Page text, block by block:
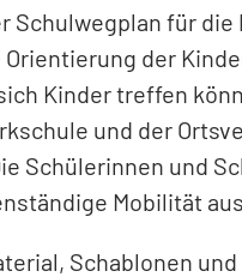
für
der
Kinder treffen
und der
Schülerinnen und
Mobilität
Schablonen